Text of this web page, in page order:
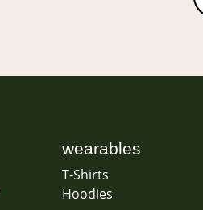
wearables
T-Shirts
Hoodies